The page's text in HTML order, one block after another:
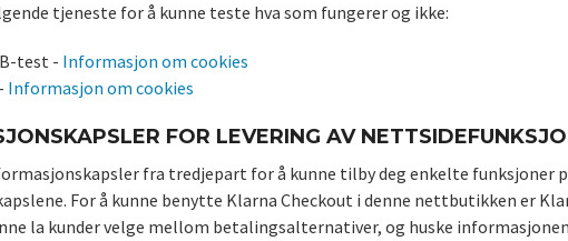
tjeneste for å kunne teste hva som fungerer og ikke:
test - Informasjon om cookies
Informasjon om cookies
FOR LEVERING AV
fra tredjepart for å kunne tilby deg enkelte funksjoner
For å kunne benytte Klarna Checkout i denne nettbutikken er
la kunder velge mellom betalingsalternativer, og huske